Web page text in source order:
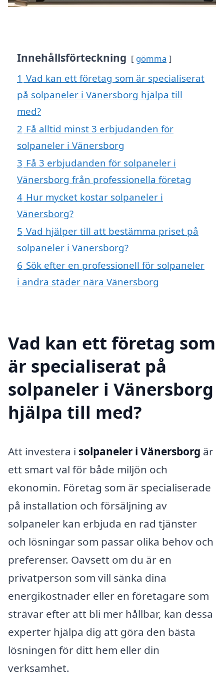
Innehållsförteckning gömma
1 Vad kan ett företag som är specialiserat
på solpaneler i Vänersborg hjälpa till
med?
2 Få alltid minst 3 erbjudanden för
solpaneler i Vänersborg
3 Få 3 erbjudanden för solpaneler i
Vänersborg från professionella företag
4 Hur mycket kostar solpaneler i
Vänersborg?
5 Vad hjälper till att bestämma priset på
solpaneler i Vänersborg?
6 Sök efter en professionell för solpaneler
i andra städer nära Vänersborg
Vad kan ett företag som
är specialiserat på
solpaneler i Vänersborg
hjälpa till med?
Att investera i solpaneler i Vänersborg är
ett smart val för både miljön och
ekonomin. Företag som är specialiserade
på installation och försäljning av
solpaneler kan erbjuda en rad tjänster
och lösningar som passar olika behov och
preferenser. Oavsett om du är en
privatperson som vill sänka dina
energikostnader eller en företagare som
strävar efter att bli mer hållbar, kan dessa
experter hjälpa dig att göra den bästa
lösningen för ditt hem eller din
verksamhet.